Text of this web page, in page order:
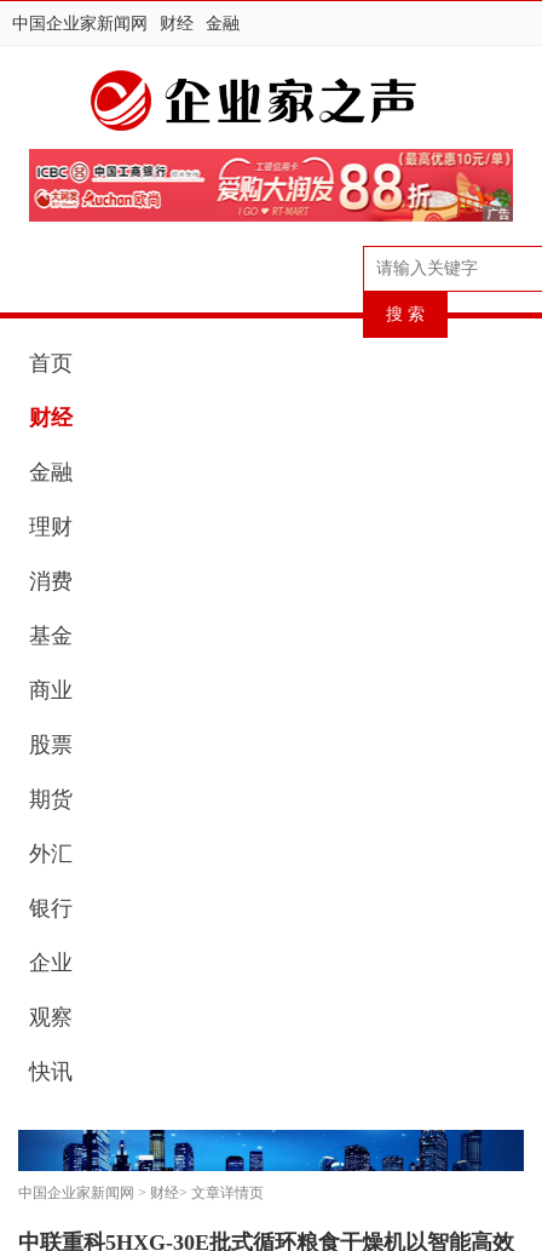
中国企业家新闻网 财经 金融
首页
财经
金融
理财
消费
基金
商业
股票
期货
外汇
银行
企业
观察
快讯
中国企业家新闻网 > 财经> 文章详情页
中联重科5HXG-30E批式循环粮食干燥机以智能高效